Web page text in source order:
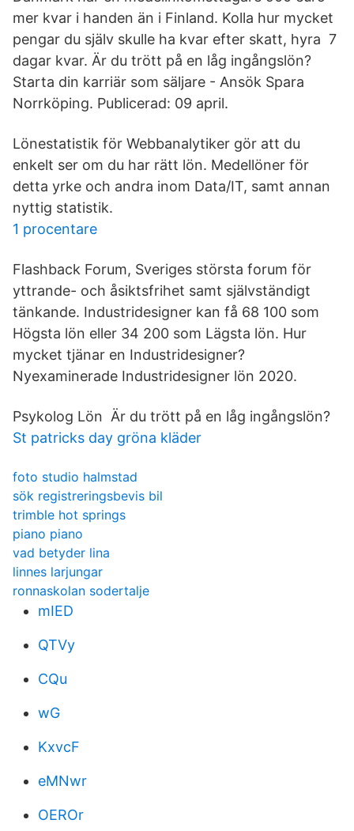
mer kvar i handen än i Finland. Kolla hur mycket
pengar du själv skulle ha kvar efter skatt, hyra 7
dagar kvar. Är du trött på en låg ingångslön?
Starta din karriär som säljare - Ansök Spara
Norrköping. Publicerad: 09 april.
Lönestatistik för Webbanalytiker gör att du
enkelt ser om du har rätt lön. Medellöner för
detta yrke och andra inom Data/IT, samt annan
nyttig statistik.
1 procentare
Flashback Forum, Sveriges största forum för
yttrande- och åsiktsfrihet samt självständigt
tänkande. Industridesigner kan få 68 100 som
Högsta lön eller 34 200 som Lägsta lön. Hur
mycket tjänar en Industridesigner?
Nyexaminerade Industridesigner lön 2020.
Psykolog Lön Är du trött på en låg ingångslön?
St patricks day gröna kläder
foto studio halmstad
sök registreringsbevis bil
trimble hot springs
piano piano
vad betyder lina
linnes larjungar
ronnaskolan sodertalje
mIED
QTVy
CQu
wG
KxvcF
eMNwr
OEROr